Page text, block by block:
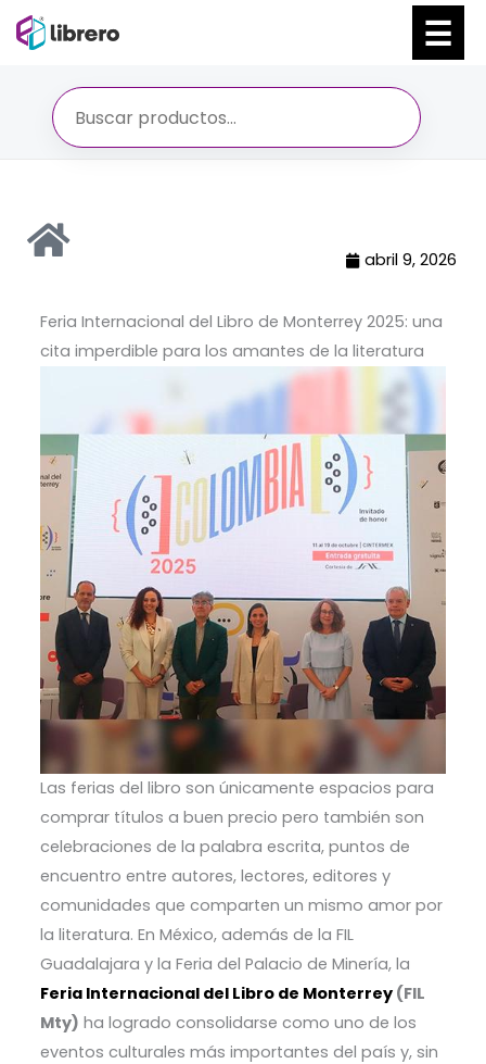
abril 9, 2026
Feria Internacional del Libro de Monterrey 2025: una
cita imperdible para los amantes de la literatura
Las ferias del libro son únicamente espacios para
comprar títulos a buen precio pero también son
celebraciones de la palabra escrita, puntos de
encuentro entre autores, lectores, editores y
comunidades que comparten un mismo amor por
la literatura. En México, además de la FIL
Guadalajara y la Feria del Palacio de Minería, la
Feria Internacional del Libro de Monterrey(FIL
Mty) ha logrado consolidarse como uno de los
eventos culturales más importantes del país y, sin